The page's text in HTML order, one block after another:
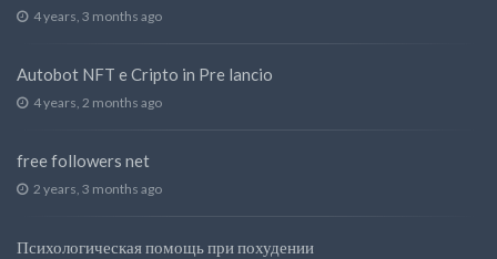
4 years, 3 months ago
Autobot NFT e Cripto in Pre lancio
4 years, 2 months ago
free followers net
2 years, 3 months ago
Психологическая помощь при похудении